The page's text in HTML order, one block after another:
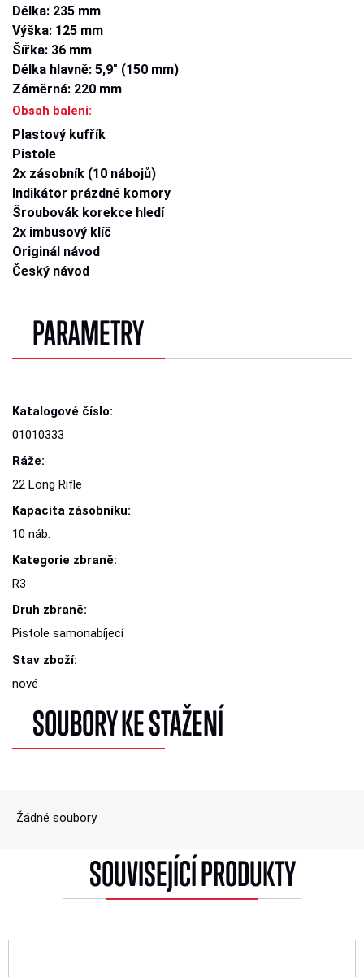
Délka: 235 mm
Výška: 125 mm
Šířka: 36 mm
Délka hlavně: 5,9" (150 mm)
Záměrná: 220 mm
Obsah balení:
Plastový kufřík
Pistole
2x zásobník (10 nábojů)
Indikátor prázdné komory
Šroubovák korekce hledí
2x imbusový klíč
Originál návod
Český návod
PARAMETRY
Katalogové číslo:
01010333
Ráže:
22 Long Rifle
Kapacita zásobníku:
10 náb.
Kategorie zbraně:
R3
Druh zbraně:
Pistole samonabíjecí
Stav zboží:
nové
SOUBORY KE STAŽENÍ
Žádné soubory
SOUVISEJÍCÍ PRODUKTY